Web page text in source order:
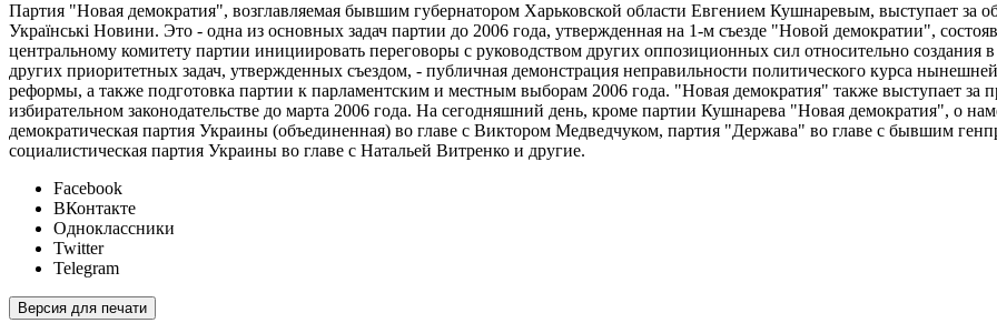
Партия "Новая демократия", возглавляемая бывшим губернатором Харьковской области Евгением Кушнаревым, выступает за
Українські Новини. Это - одна из основных задач партии до 2006 года, утвержденная на 1-м съезде "Новой демократии",
центральному комитету партии инициировать переговоры с руководством других оппозиционных сил относительно
других приоритетных задач, утвержденных съездом, - публичная демонстрация неправильности политического курса
реформы, а также подготовка партии к парламентским и местным выборам 2006 года. "Новая демократия" также выступает
избирательном законодательстве до марта 2006 года. На сегодняшний день, кроме партии Кушнарева "Новая демократия", о
демократическая партия Украины (объединенная) во главе с Виктором Медведчуком, партия "Держава" во главе с бывшим
социалистическая партия Украины во главе с Натальей Витренко и другие.
Facebook
ВКонтакте
Одноклассники
Twitter
Telegram
Версия для печати